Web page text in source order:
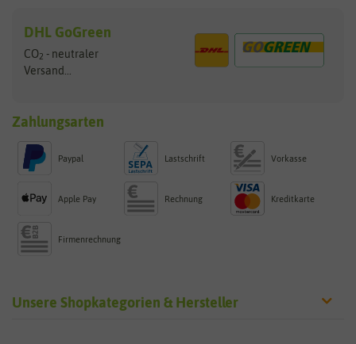
DHL GoGreen
CO2 - neutraler
Versand...
Zahlungsarten
Paypal Lastschrift Vorkasse
Apple Pay Rechnung Kreditkarte
Firmenrechnung
Unsere Shopkategorien & Hersteller